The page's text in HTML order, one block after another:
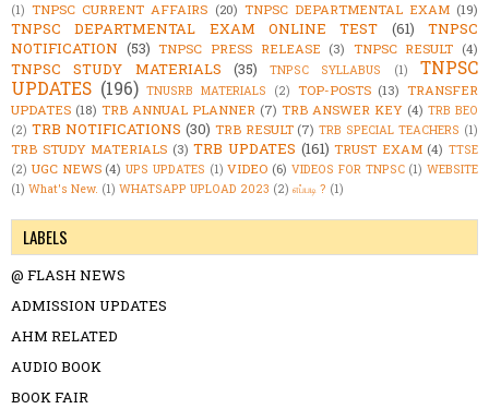
(1) TNPSC CURRENT AFFAIRS (20) TNPSC DEPARTMENTAL EXAM (19)
TNPSC DEPARTMENTAL EXAM ONLINE TEST (61)
TNPSC
NOTIFICATION (53) TNPSC PRESS RELEASE (3) TNPSC RESULT (4)
TNPSC STUDY MATERIALS (35) TNPSC SYLLABUS (1)
TNPSC
UPDATES (196) TNUSRB MATERIALS (2) TOP-POSTS (13) TRANSFER
UPDATES (18) TRB ANNUAL PLANNER (7) TRB ANSWER KEY (4) TRB BEO
(2) TRB NOTIFICATIONS (30) TRB RESULT (7) TRB SPECIAL TEACHERS (1)
TRB STUDY MATERIALS (3) TRB UPDATES (161) TRUST EXAM (4) TTSE
(2) UGC NEWS (4) UPS UPDATES (1) VIDEO (6) VIDEOS FOR TNPSC (1) WEBSITE
(1) What's New. (1) WHATSAPP UPLOAD 2023 (2) எப்படி ? (1)
LABELS
@ FLASH NEWS
ADMISSION UPDATES
AHM RELATED
AUDIO BOOK
BOOK FAIR